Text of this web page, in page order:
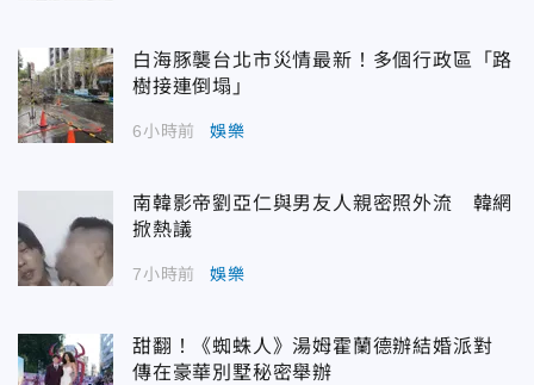
白海豚襲台北市災情最新！多個行政區「路
樹接連倒塌」
6小時前 娛樂
南韓影帝劉亞仁與男友人親密照外流 韓網
掀熱議
7小時前 娛樂
甜翻！《蜘蛛人》湯姆霍蘭德辦結婚派對
傳在豪華別墅秘密舉辦